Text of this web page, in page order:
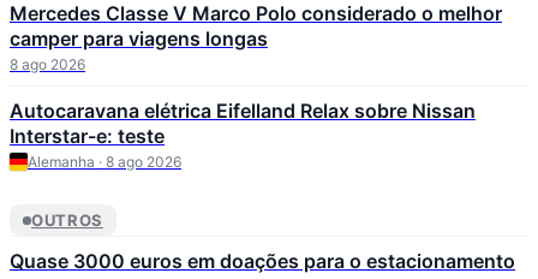
Mercedes Classe V Marco Polo considerado o melhor
camper para viagens longas
8 ago 2026
Autocaravana elétrica Eifelland Relax sobre Nissan
Interstar-e: teste
Alemanha · 8 ago 2026
OUTROS
Quase 3000 euros em doações para o estacionamento